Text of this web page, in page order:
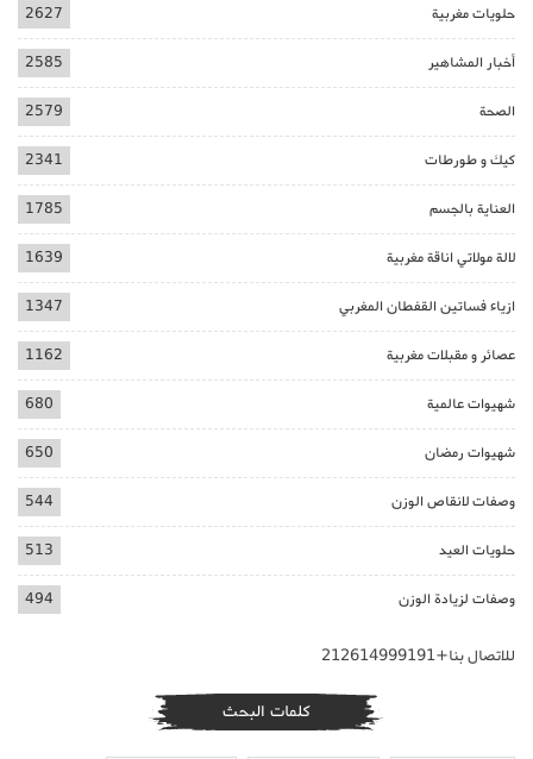
حلويات مغربية 2627
أخبار المشاهير 2585
الصحة 2579
كيك و طورطات 2341
العناية بالجسم 1785
لالة مولاتي اناقة مغربية 1639
ازياء فساتين القفطان المغربي 1347
عصائر و مقبلات مغربية 1162
شهيوات عالمية 680
شهيوات رمضان 650
وصفات لانقاص الوزن 544
حلويات العيد 513
وصفات لزيادة الوزن 494
للاتصال بنا+212614999191
كلمات البحث